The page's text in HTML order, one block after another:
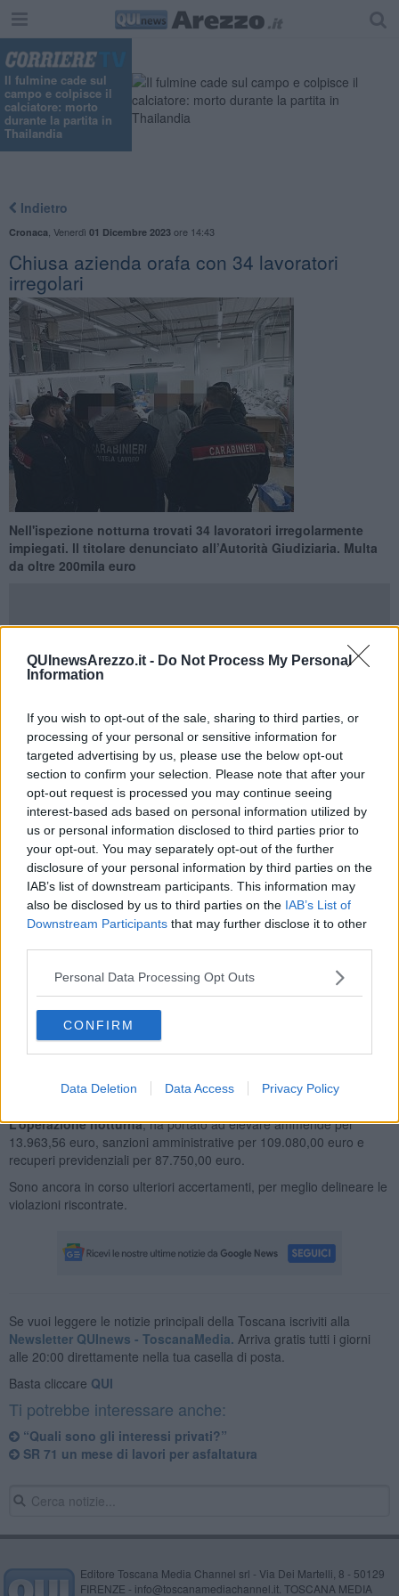
QUInewsArezzo.it - Do Not Process My Personal
Information
If you wish to opt-out of the sale, sharing to third parties, or
processing of your personal or sensitive information for
targeted advertising by us, please use the below opt-out
section to confirm your selection. Please note that after your
opt-out request is processed you may continue seeing
interest-based ads based on personal information utilized by
us or personal information disclosed to third parties prior to
your opt-out. You may separately opt-out of the further
disclosure of your personal information by third parties on the
IAB’s list of downstream participants. This information may
also be disclosed by us to third parties on the IAB’s List of
Downstream Participants that may further disclose it to other
Personal Data Processing Opt Outs
CONFIRM
Data Deletion Data Access Privacy Policy
Il fulmine cade sul
campo e colpisce il
calciatore: morto
durante la partita in
Thailandia
Indietro
Cronaca Venerdì 01 Dicembre 2023ore 14:43
Chiusa azienda orafa con 34 lavoratori
irregolari
Nell'ispezione notturna trovati 34 lavoratori irregolarmente
impiegati. ll titolare denunciato all’Autorità Giudiziaria. Multa
da oltre 200mila euro
AREZZO —Nella decorsa nottata del 30.11.2023, durante un
del Nucleo Ispettorato del Lavoro e della Compagnia di Arezzo
hanno ispezionato un’ azienda orafa del territorio aretino
all’interno del quale sono stati trovati 34 lavoratori tutti
irregolarmente impiegati
Tra questi,l titolare della ditta è stato denunciato all’Autorità
Giudiziaria di Arezzo .
Ad operare il controllo, oltre i carabinieri del NIL e della locale
Compagnia, vi era altro personale dell’Ispettorato del Lavoro di
Arezzo e dell’INPS, i quali hanno rilevato numerose violazioni in
materia di igiene e sicurezza sui luoghi di lavoro, tre le quali
mancata formazione dei lavoratori, la mancanza dei requisiti minimi
di legge sui luoghi di lavoro, l’omessa adozione delle misure di
prevenzione incendi.
Il titolare della ditta è stato denunciato all’Autorità Giudiziaria
irregolare dei 34 lavoratori presenti, è scaturito il provvedimento di
sospensione dell’attività imprenditoriale.
L’operazione notturna, ha portato ad elevare ammende per
13.963,56 euro, sanzioni amministrative per 109.080,00 euro e
recuperi previdenziali per 87.750,00 euro.
Sono ancora in corso ulteriori accertamenti, per meglio delineare le
violazioni riscontrate.
Se vuoi leggere le notizie principali della Toscana iscriviti alla
Newsletter QUInews - ToscanaMedia. Arriva gratis tutti i giorni
alle 20:00 direttamente nella tua casella di posta.
Basta cliccare QUI
Ti potrebbe interessare anche:
“Quali sono gli interessi privati?”
SR 71 un mese di lavori per asfaltatura
Editore Toscana Media Channel srl - Via Dei Martelli, 8 - 50129
FIRENZE - info@toscanamediachannel.it. TOSCANA MEDIA